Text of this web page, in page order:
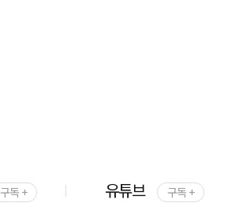
구독 + 유튜브 구독 +